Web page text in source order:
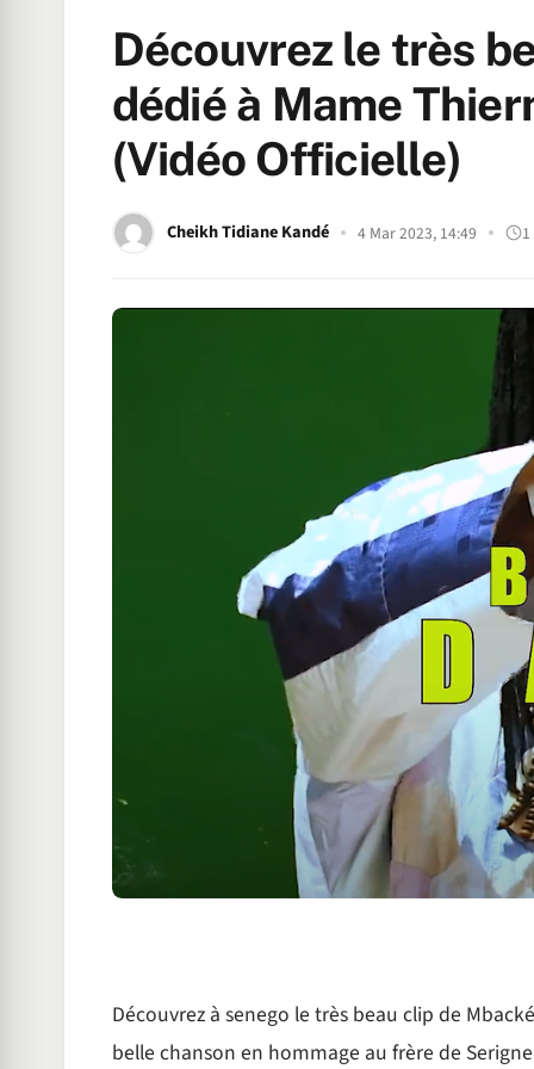
Découvrez le très
dédié à Mame
(Vidéo Officielle)
Cheikh Tidiane Kandé 4 Mar 2023, 14:49 1
Découvrez à senego le très beau clip de
belle chanson en hommage au frère de